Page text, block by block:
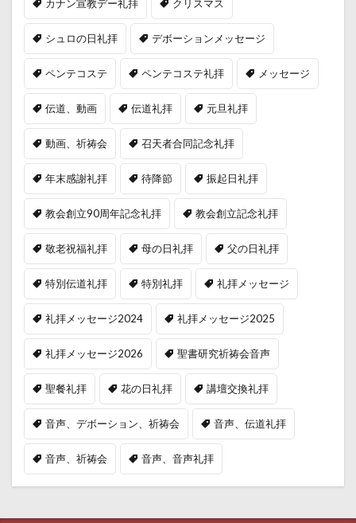
カナン宣教デー礼拝 クリスマス
シュロの日礼拝 デボーションメッセージ
ペンテコステ ペンテコステ礼拝 メッセージ
伝道、動画 伝道礼拝 元旦礼拝
動画、祈祷会 召天者合同記念礼拝
年末感謝礼拝 待降節 振起日礼拝
教会創立90周年記念礼拝 教会創立記念礼拝
敬老祝福礼拝 母の日礼拝 父の日礼拝
特別伝道礼拝 特別礼拝 礼拝メッセージ
礼拝メッセージ2024 礼拝メッセージ2025
礼拝メッセージ2026 聖書研究祈祷会音声
聖餐礼拝 花の日礼拝 講壇交換礼拝
音声、デボーション、祈祷会 音声、伝道礼拝
音声、祈祷会 音声、音声礼拝